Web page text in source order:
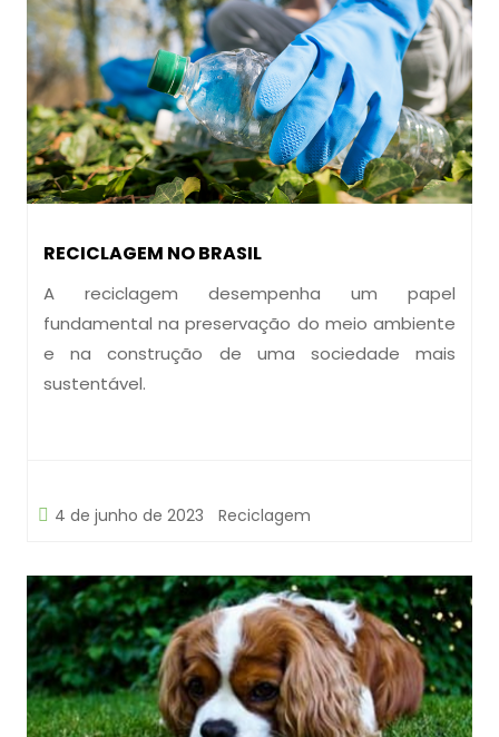
RECICLAGEM NO BRASIL
A reciclagem desempenha um papel
fundamental na preservação do meio ambiente
e na construção de uma sociedade mais
sustentável.
4 de junho de 2023 Reciclagem